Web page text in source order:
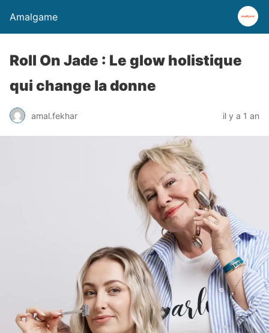
Amalgame
Roll On Jade : Le glow holistique
qui change la donne
amal.fekhar il y a 1 an